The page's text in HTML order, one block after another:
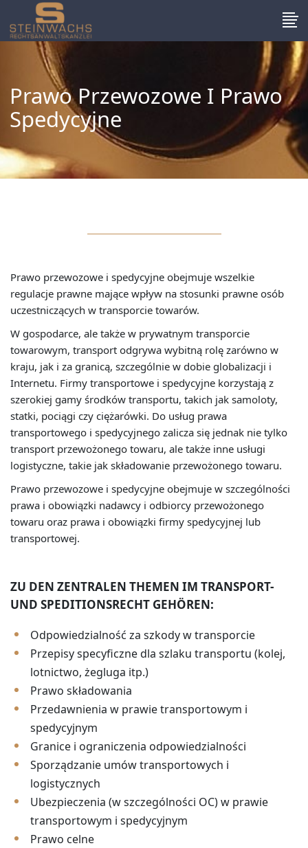
Prawo Przewozowe I Prawo
Spedycyjne
Prawo przewozowe i spedycyjne obejmuje wszelkie
regulacje prawne mające wpływ na stosunki prawne osób
uczestniczących w transporcie towarów.
W gospodarce, ale także w prywatnym transporcie
towarowym, transport odgrywa wybitną rolę zarówno w
kraju, jak i za granicą, szczególnie w dobie globalizacji i
Internetu. Firmy transportowe i spedycyjne korzystają z
szerokiej gamy środków transportu, takich jak samoloty,
statki, pociągi czy ciężarówki. Do usług prawa
transportowego i spedycyjnego zalicza się jednak nie tylko
transport przewożonego towaru, ale także inne usługi
logistyczne, takie jak składowanie przewożonego towaru.
Prawo przewozowe i spedycyjne obejmuje w szczególności
prawa i obowiązki nadawcy i odbiorcy przewożonego
towaru oraz prawa i obowiązki firmy spedycyjnej lub
transportowej.
ZU DEN ZENTRALEN THEMEN IM TRANSPORT-
UND SPEDITIONSRECHT GEHÖREN:
Odpowiedzialność za szkody w transporcie
Przepisy specyficzne dla szlaku transportu (kolej,
lotnictwo, żegluga itp.)
Prawo składowania
Przedawnienia w prawie transportowym i
spedycyjnym
Granice i ograniczenia odpowiedzialności
Sporządzanie umów transportowych i
logistycznych
Ubezpieczenia (w szczególności OC) w prawie
transportowym i spedycyjnym
Prawo celne